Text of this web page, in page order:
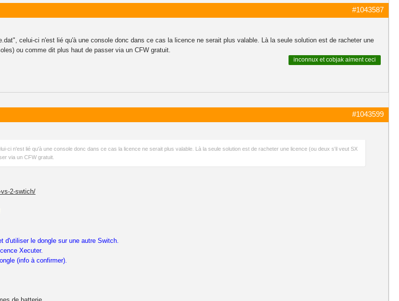
#1043587
celui-ci n'est lié qu'à une console donc dans ce cas la licence ne serait plus valable. Là la seule solution est de racheter une
ou comme dit plus haut de passer via un CFW gratuit.
inconnux etcobjak aiment ceci
#1043599
ci n'est lié qu'à une console donc dans ce cas la licence ne serait plus valable. Là la seule solution est de racheter une licence (ou deux s'il veut SX
via un CFW gratuit.
2-swtich/
d'utiliser le dongle sur une autre Switch.
Xecuter.
(info à confirmer).